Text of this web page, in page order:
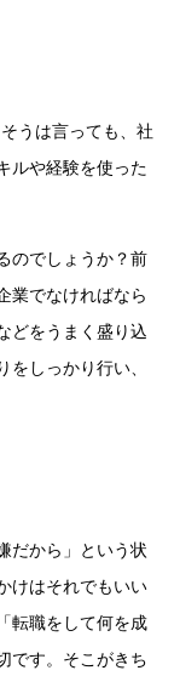
うは言っても、社
ルや経験を使った
のでしょうか？前
業でなければなら
どをうまく盛り込
しっかり行い、
だから」という状
けはそれでもいい
転職をして何を成
です。そこがきち